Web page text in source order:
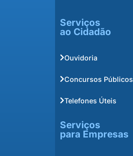
Serviços
ao Cidadão
Ouvidoria
Concursos Públicos
Telefones Úteis
Serviços
para Empresas